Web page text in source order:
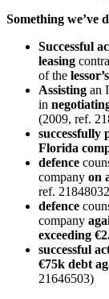
Something we’ve
Successful
leasing
of the
Assisting an
in
(2009, ref.
successfully
Florida
defence
company on
ref.
defence
company
exceeding
successful
€75k debt
21646503)